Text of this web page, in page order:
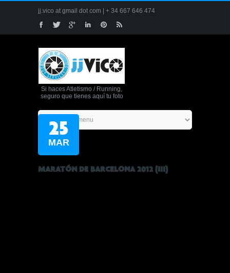
jj.vico at gmail dot com | + 34 667 646 474
Si haces Atletismo / Running,
seguro que tienes aquí tu foto
25
MAR
MARATÓN DE BARCELONA 2012 (III)